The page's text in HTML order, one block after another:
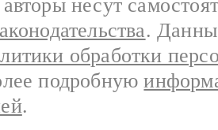
несут
.
обработки
подробную
.